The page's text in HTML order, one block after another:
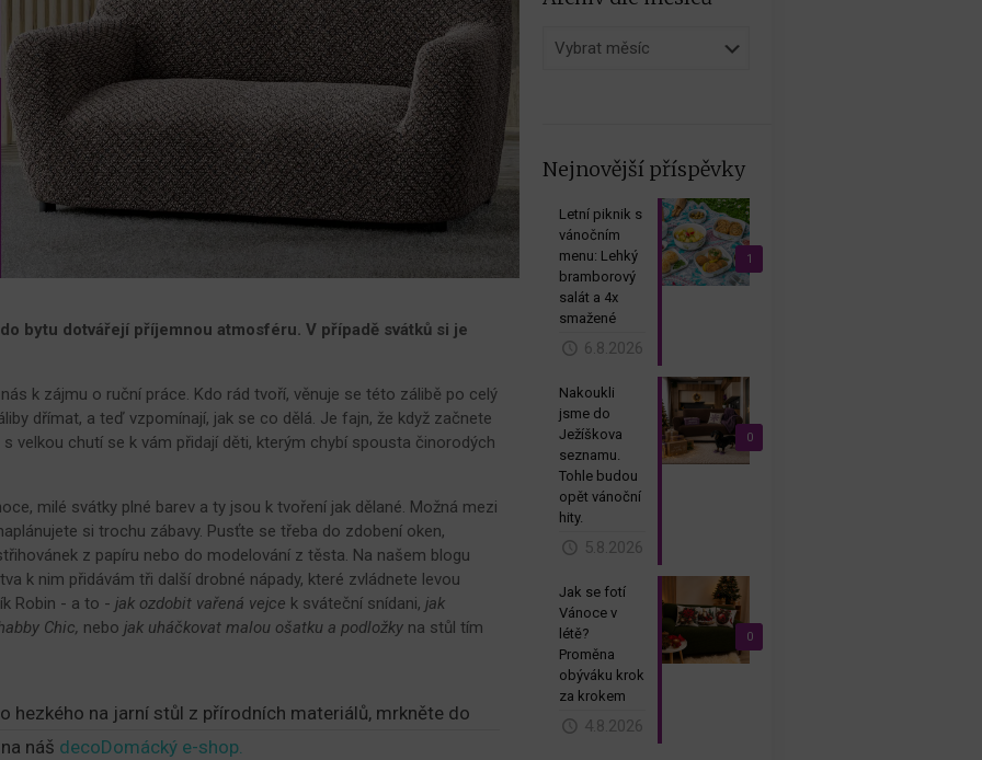
bytu dotvářejí příjemnou atmosféru. V případě svátků si je
k zájmu o ruční práce. Kdo rád tvoří, věnuje se této zálibě po celý
dřímat, a teď vzpomínají, jak se co dělá. Je fajn, že když začnete
velkou chutí se k vám přidají děti, kterým chybí spousta činorodých
milé svátky plné barev a ty jsou k tvoření jak dělané. Možná mezi
si trochu zábavy. Pusťte se třeba do zdobení oken,
z papíru nebo do modelování z těsta. Na našem blogu
k nim přidávám tři další drobné nápady, které zvládnete levou
Robin - a to -jak ozdobit vařená vejce k sváteční snídani,jak
Chic, nebojak uháčkovat malou ošatku a podložky na stůl tím
hezkého na jarní stůl z přírodních materiálů, mrkněte do
náš decoDomácký e-shop.
Archiv
Nejnovější příspěvky
1
Letní piknik s
vánočním
menu: Lehký
bramborový
salát a 4x
smažené
6.8.2026
0
Nakoukli
jsme do
Ježíškova
seznamu.
Tohle budou
opět vánoční
hity.
5.8.2026
0
Jak se fotí
Vánoce v
létě?
Proměna
obýváku krok
za krokem
4.8.2026